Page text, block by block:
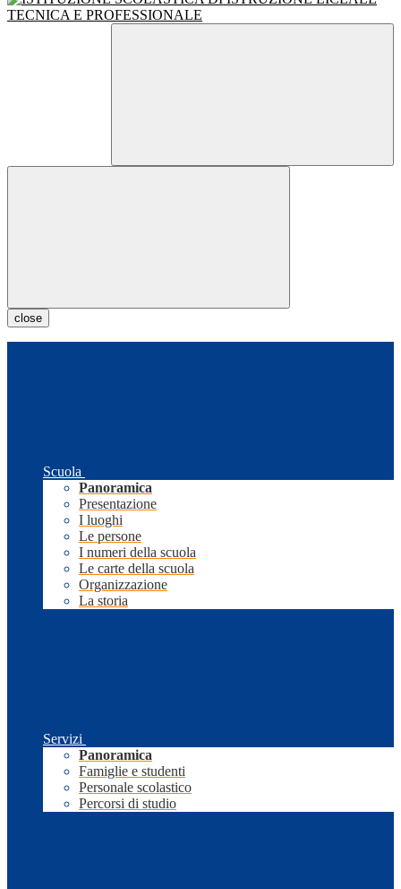
close
Scuola
Panoramica
Presentazione
I luoghi
Le persone
I numeri della scuola
Le carte della scuola
Organizzazione
La storia
Servizi
Panoramica
Famiglie e studenti
Personale scolastico
Percorsi di studio